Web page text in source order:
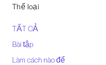
Thể loại
TẤT CẢ
Bài tập
Làm cách nào để